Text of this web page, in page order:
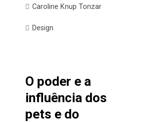
Caroline Knup Tonzar
Design
O poder e a
influência dos
pets e do